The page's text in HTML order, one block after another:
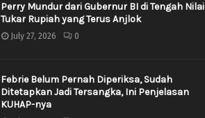
Perry Mundur dari Gubernur BI di Tengah Nilai
Tukar Rupiah yang Terus Anjlok
July 27, 2026 0
Febrie Belum Pernah Diperiksa, Sudah
Ditetapkan Jadi Tersangka, Ini Penjelasan
KUHAP-nya